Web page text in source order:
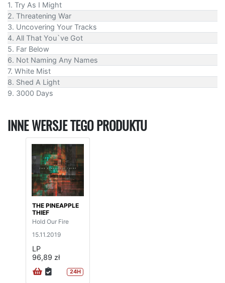
1. Try As I Might
2. Threatening War
3. Uncovering Your Tracks
4. All That You`ve Got
5. Far Below
6. Not Naming Any Names
7. White Mist
8. Shed A Light
9. 3000 Days
INNE WERSJE TEGO PRODUKTU
THE PINEAPPLE
THIEF
Hold Our Fire
15.11.2019
LP
96,89 zł
24H